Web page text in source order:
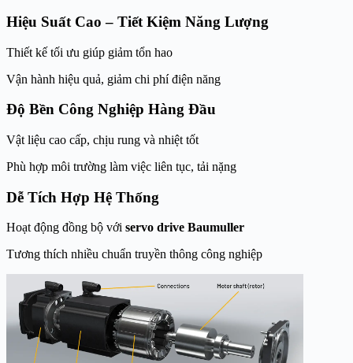
Hiệu Suất Cao – Tiết Kiệm Năng Lượng
Thiết kế tối ưu giúp giảm tổn hao
Vận hành hiệu quả, giảm chi phí điện năng
Độ Bền Công Nghiệp Hàng Đầu
Vật liệu cao cấp, chịu rung và nhiệt tốt
Phù hợp môi trường làm việc liên tục, tải nặng
Dễ Tích Hợp Hệ Thống
Hoạt động đồng bộ với servo drive Baumuller
Tương thích nhiều chuẩn truyền thông công nghiệp